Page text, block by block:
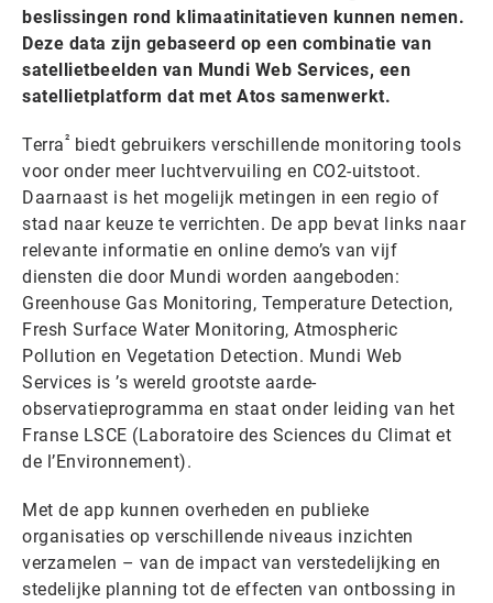
beslissingen rond klimaatinitatieven kunnen nemen.
Deze data zijn gebaseerd op een combinatie van
satellietbeelden van Mundi Web Services, een
satellietplatform dat met Atos samenwerkt.
Terra² biedt gebruikers verschillende monitoring tools
voor onder meer luchtvervuiling en CO2-uitstoot.
Daarnaast is het mogelijk metingen in een regio of
stad naar keuze te verrichten. De app bevat links naar
relevante informatie en online demo’s van vijf
diensten die door Mundi worden aangeboden:
Greenhouse Gas Monitoring, Temperature Detection,
Fresh Surface Water Monitoring, Atmospheric
Pollution en Vegetation Detection. Mundi Web
Services is ’s wereld grootste aarde-
observatieprogramma en staat onder leiding van het
Franse LSCE (Laboratoire des Sciences du Climat et
de l’Environnement).
Met de app kunnen overheden en publieke
organisaties op verschillende niveaus inzichten
verzamelen – van de impact van verstedelijking en
stedelijke planning tot de effecten van ontbossing in